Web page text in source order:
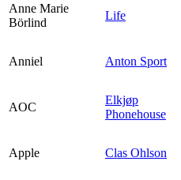
Anne Marie
Börlind
Life
Anniel Anton Sport
AOC
Elkjøp
Phonehouse
Apple Clas Ohlson